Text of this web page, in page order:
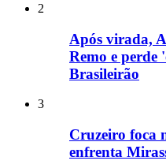
2
Após virada,
Remo e perde
Brasileirão
3
Cruzeiro foca
enfrenta